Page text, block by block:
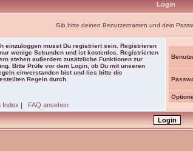
Login
Gib bitte deinen Benutzernamen und dein
einzuloggen musst Du registriert sein. Registrieren
wenige Sekunden und ist kostenlos. Registrierten
stehen außerdem zusätzliche Funktionen zur
Bitte Prüfe vor dem Login, ob Du mit unseren
einverstanden bist und lies bitte die
Regeln durch.
Index | FAQ ansehen